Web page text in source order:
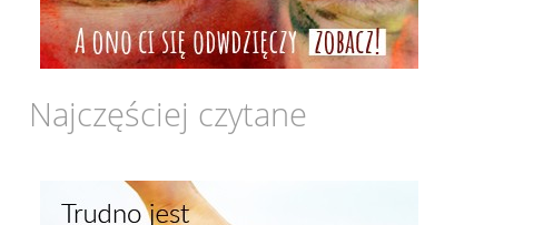
Najczęściej czytane